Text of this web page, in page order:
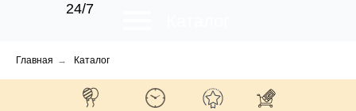
24/7
Главная → Каталог